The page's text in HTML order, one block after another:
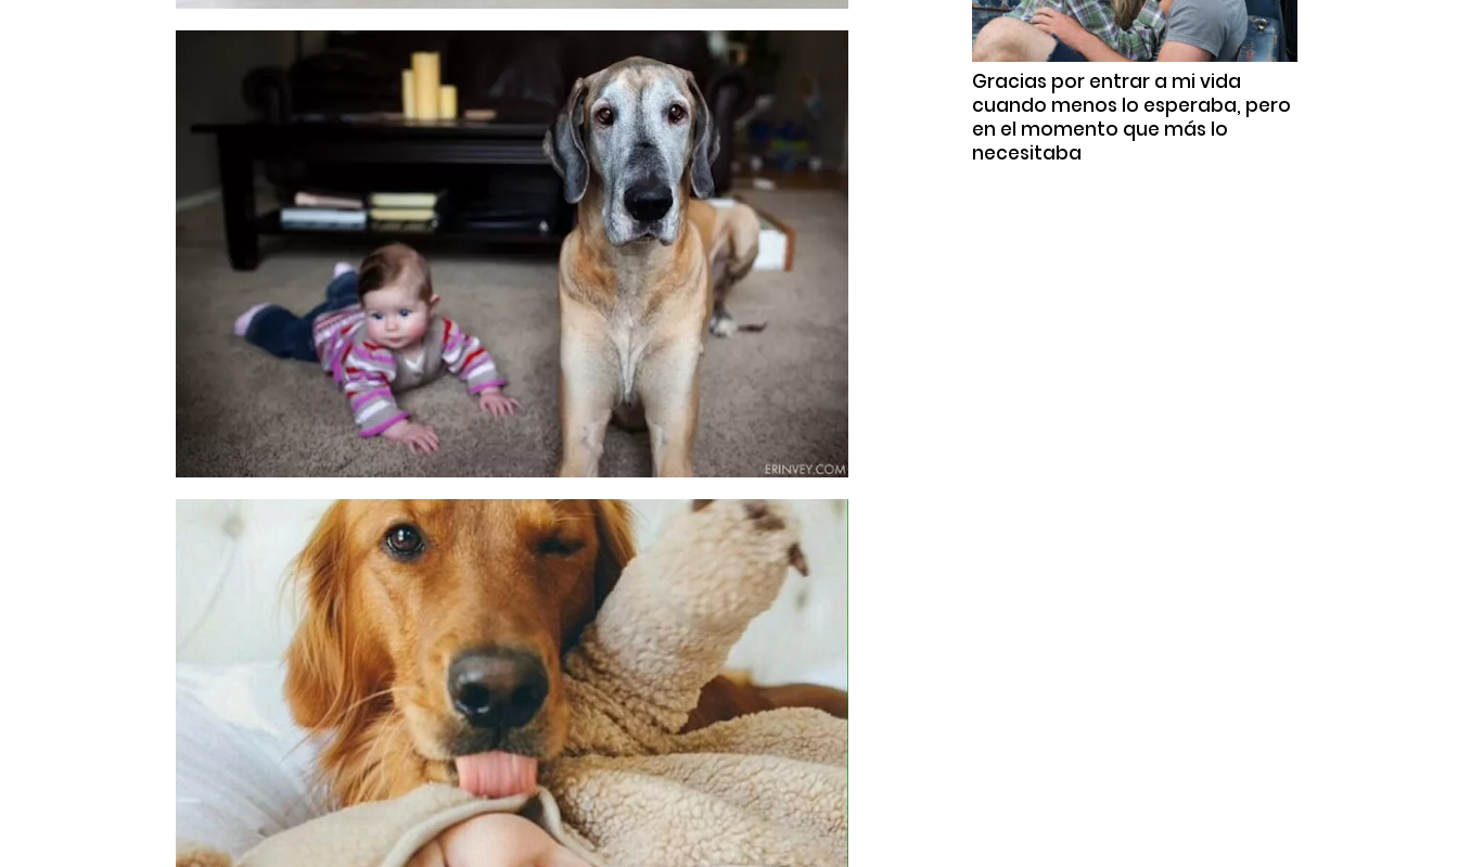
Gracias por entrar a mi vida
cuando menos lo esperaba, pero
en el momento que más lo
necesitaba